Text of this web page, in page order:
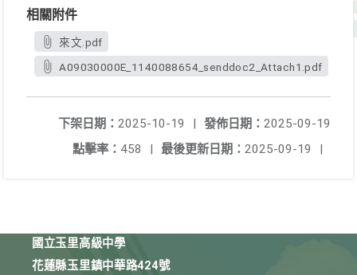
相關附件
來文.pdf
A09030000E_1140088654_senddoc2_Attach1.pdf
發佈日期： 2025-09-19
下架日期： 2025-10-19
|
最後更新日期： 2025-09-19 |
點擊率： 458 |
國立玉里高級中學
花蓮縣玉里鎮中華路424號